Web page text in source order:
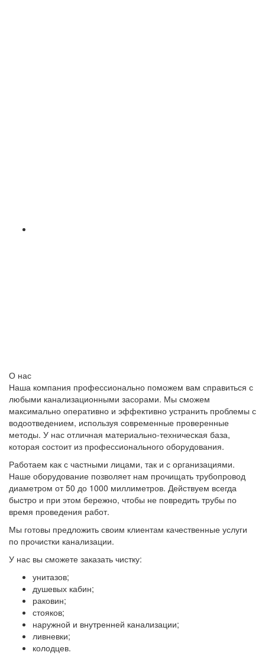
О нас
Наша компания профессионально поможем вам справиться с
любыми канализационными засорами. Мы сможем
максимально оперативно и эффективно устранить проблемы с
водоотведением, используя современные проверенные
методы. У нас отличная материально-техническая база,
которая состоит из профессионального оборудования.
Работаем как с частными лицами, так и с организациями.
Наше оборудование позволяет нам прочищать трубопровод
диаметром от 50 до 1000 миллиметров. Действуем всегда
быстро и при этом бережно, чтобы не повредить трубы по
время проведения работ.
Мы готовы предложить своим клиентам качественные услуги
по прочистки канализации.
У нас вы сможете заказать чистку:
унитазов;
душевых кабин;
раковин;
стояков;
наружной и внутренней канализации;
ливневки;
колодцев.